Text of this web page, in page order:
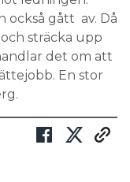
också gått av. Då
sträcka upp
det om att
En stor